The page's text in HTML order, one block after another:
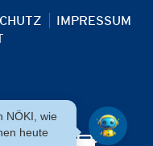
IMPRESSUM
NÖKI, wie
heute